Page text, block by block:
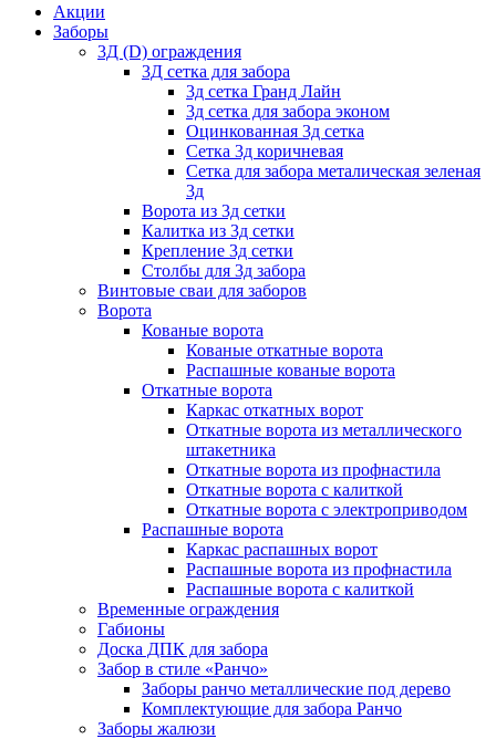
Акции
Заборы
3Д (D) ограждения
3Д сетка для забора
3д сетка Гранд Лайн
3д сетка для забора эконом
Оцинкованная 3д сетка
Сетка 3д коричневая
Сетка для забора металическая зеленая
3д
Ворота из 3д сетки
Калитка из 3д сетки
Крепление 3д сетки
Столбы для 3д забора
Винтовые сваи для заборов
Ворота
Кованые ворота
Кованые откатные ворота
Распашные кованые ворота
Откатные ворота
Каркас откатных ворот
Откатные ворота из металлического
штакетника
Откатные ворота из профнастила
Откатные ворота с калиткой
Откатные ворота с электроприводом
Распашные ворота
Каркас распашных ворот
Распашные ворота из профнастила
Распашные ворота с калиткой
Временные ограждения
Габионы
Доска ДПК для забора
Забор в стиле «Ранчо»
Заборы ранчо металлические под дерево
Комплектующие для забора Ранчо
Заборы жалюзи